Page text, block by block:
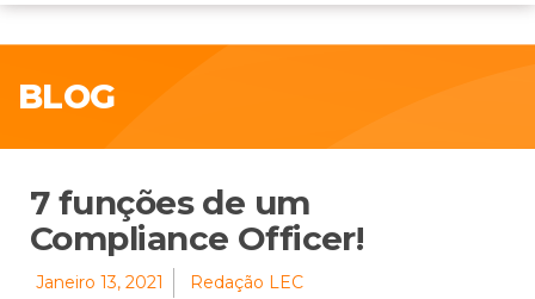
BLOG
7 funções de um
Compliance Officer!
Janeiro 13, 2021 Redação LEC